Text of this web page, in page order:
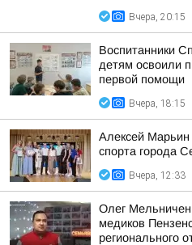
Вчера, 20:15
Воспитанники
детям освоили
первой помощи
Вчера, 18:15
Алексей
спорта города
Вчера, 12:33
Олег
медиков
регионального